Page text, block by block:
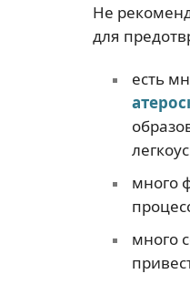
Не
для
есть
много
много